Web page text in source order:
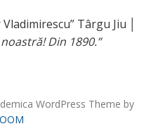
Târgu Jiu │
Din 1890.”
WordPress Theme by